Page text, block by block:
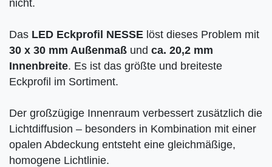
nicht.
Das LED Eckprofil NESSE löst dieses Problem mit
30 x 30 mm Außenmaß und ca. 20,2 mm
Innenbreite. Es ist das größte und breiteste
Eckprofil im Sortiment.
Der großzügige Innenraum verbessert zusätzlich die
Lichtdiffusion – besonders in Kombination mit einer
opalen Abdeckung entsteht eine gleichmäßige,
homogene Lichtlinie.